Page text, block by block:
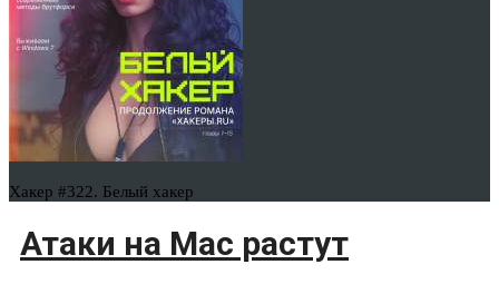
Хакер #322. Белый хакер
Атаки на Mac растут